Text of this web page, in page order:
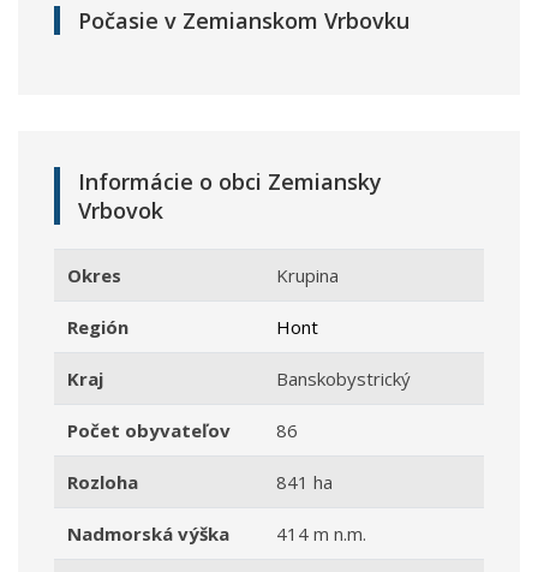
Počasie v Zemianskom Vrbovku
Informácie o obci Zemiansky
Vrbovok
Okres Krupina
Región Hont
Kraj Banskobystrický
Počet obyvateľov 86
Rozloha 841 ha
Nadmorská výška 414 m n.m.